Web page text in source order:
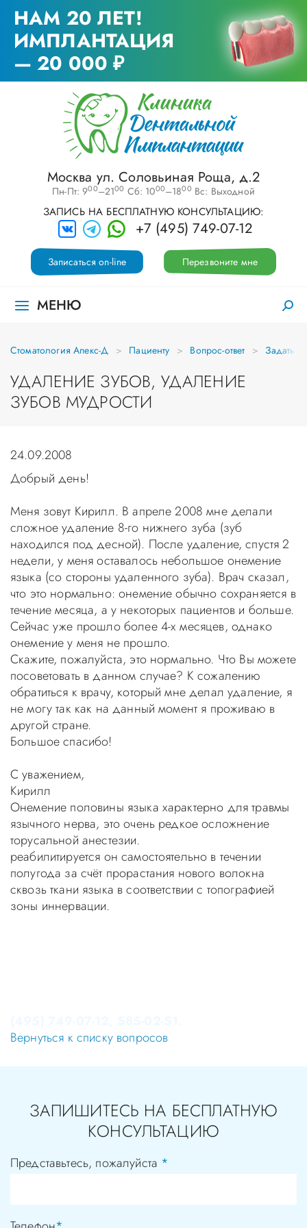
НАМ 20 ЛЕТ!
ИМПЛАНТАЦИЯ
— 20 000 ₽
Москва ул. Соловьиная Роща, д.2
Пн-Пт: 900–2100 Сб: 1000–1800 Вс: Выходной
ЗАПИСЬ НА БЕСПЛАТНУЮ КОНСУЛЬТАЦИЮ:
+7 (495) 749-07-12
Перезвоните мне
Записаться on-line
МЕНЮ
Стоматология Апекс-Д Пациенту Вопрос-ответ Задать
УДАЛЕНИЕ ЗУБОВ, УДАЛЕНИЕ
ЗУБОВ МУДРОСТИ
24.09.2008
Добрый день!
Меня зовут Кирилл. В апреле 2008 мне делали
сложное удаление 8-го нижнего зуба (зуб
находился под десной). После удаление, спустя 2
недели, у меня оставалось небольшое онемение
языка (со стороны удаленного зуба). Врач сказал,
что это нормально: онемение обычно сохраняется в
течение месяца, а у некоторых пациентов и больше.
Сейчас уже прошло более 4-х месяцев, однако
онемение у меня не прошло.
Скажите, пожалуйста, это нормально. Что Вы можете
посоветовать в данном случае? К сожалению
обратиться к врачу, который мне делал удаление, я
не могу так как на данный момент я проживаю в
другой стране.
Большое спасибо!
С уважением,
Кирилл
Онемение половины языка характерно для травмы
язычного нерва, это очень редкое осложнение
торусальной анестезии.
реабилитируется он самостоятельно в течении
полугода за счёт прорастания нового волокна
сквозь ткани языка в соответствии с топографией
зоны иннервации.
Вернуться к списку вопросов
ЗАПИШИТЕСЬ НА БЕСПЛАТНУЮ
КОНСУЛЬТАЦИЮ
Представьтесь, пожалуйста *